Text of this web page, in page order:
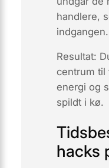
handlere,
indgangen.
Resultat:
centrum til
energi og
spildt i kø.
hacks